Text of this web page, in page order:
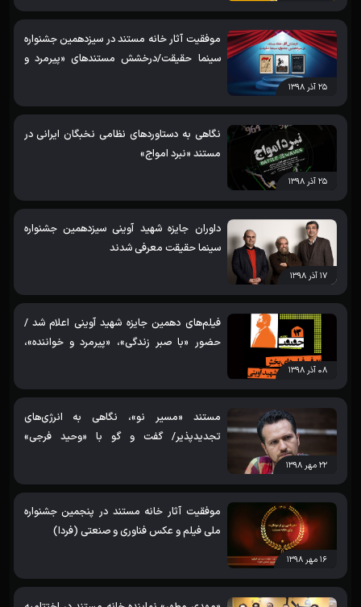
۲۵ آذر ۱۳۹۸
موفقیت آثار خانه مستند در سیزدهمین جشنواره
سینما حقیقت/درخشش مستندهای «پیرمرد و
۲۵ آذر ۱۳۹۸
نگاهی به دستاوردهای نظامی نخبگان ایرانی در
مستند «نبرد امواج»
۱۷ آذر ۱۳۹۸
داوران جایزه شهید آوینی سیزدهمین جشنواره
سینما حقیقت معرفی شدند
۰۸ آذر ۱۳۹۸
فیلم‌های دهمین جایزه شهید آوینی اعلام شد /
حضور «با صبر زندگی»، «پیرمرد و خواننده»،
۲۲ مهر ۱۳۹۸
مستند «مسیر نو»، نگاهی به انرژی‌های
تجدیدپذیر/ گفت و گو با «وحید فرجی»
۱۶ مهر ۱۳۹۸
موفقیت آثار خانه مستند در پنجمین جشنواره
ملی فیلم و عکس فناوری و صنعتی (فردا)